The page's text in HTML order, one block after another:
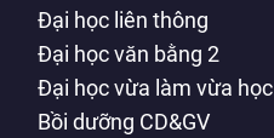
Đại học liên thông
Đại học văn bằng 2
Đại học vừa làm vừa học
Bồi dưỡng CD&GV